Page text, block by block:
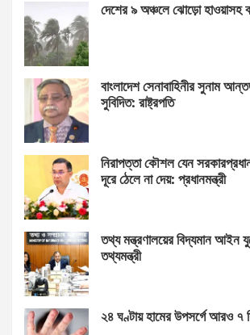
দেশের ৯ অঞ্চলে ঝোড়ো হাওয়াসহ
বাংলাদেশ সেনাবাহিনীর সুনাম
সুবিদিত: রাষ্ট্রপতি
নিরাপত্তা কৌশল যেন
দূরে ঠেলে না দেয়: প্রধানমন্ত্রী
তথ্য মন্ত্রণালয়ের বিদ্যমান আইন
তথ্যমন্ত্রী
২৪ ঘণ্টায় হামের উপসর্গে আরও ৭